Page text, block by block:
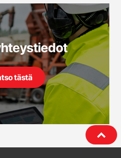
tästä